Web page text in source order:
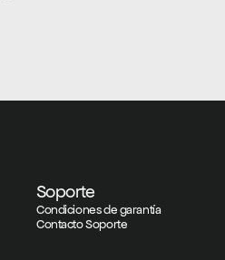
Soporte
Condiciones de garantía
Contacto Soporte